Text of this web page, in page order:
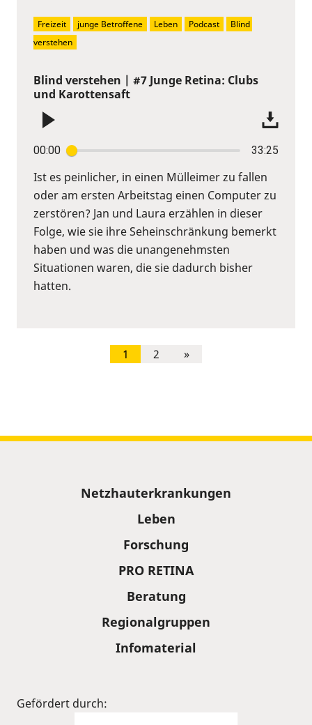
Blind verstehen | #7 Junge Retina: Clubs
und Karottensaft
00:00 33:25
Ist es peinlicher, in einen Mülleimer zu fallen
oder am ersten Arbeitstag einen Computer zu
zerstören? Jan und Laura erzählen in dieser
Folge, wie sie ihre Seheinschränkung bemerkt
haben und was die unangenehmsten
Situationen waren, die sie dadurch bisher
hatten.
Freizeit junge Betroffene Leben Podcast
Blind
verstehen
1 2 »
Netzhauterkrankungen
Leben
Forschung
PRO RETINA
Beratung
Regionalgruppen
Infomaterial
Gefördert durch: